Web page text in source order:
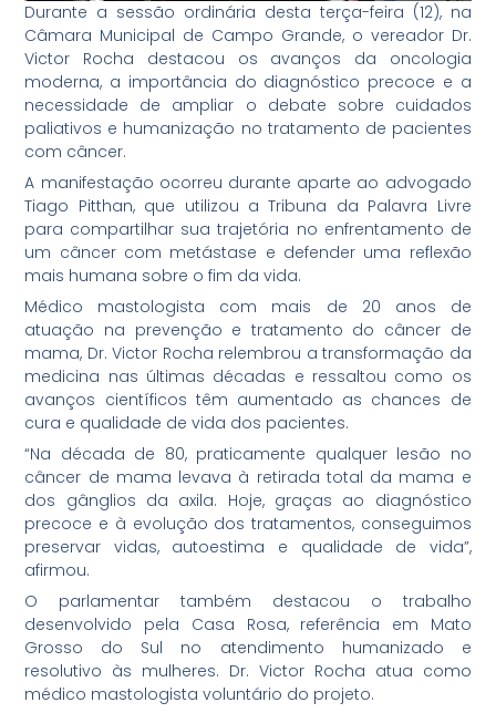
Durante a sessão ordinária desta terça-feira (12), na
Câmara Municipal de Campo Grande, o vereador Dr.
Victor Rocha destacou os avanços da oncologia
moderna, a importância do diagnóstico precoce e a
necessidade de ampliar o debate sobre cuidados
paliativos e humanização no tratamento de pacientes
com câncer.
A manifestação ocorreu durante aparte ao advogado
Tiago Pitthan, que utilizou a Tribuna da Palavra Livre
para compartilhar sua trajetória no enfrentamento de
um câncer com metástase e defender uma reflexão
mais humana sobre o fim da vida.
Médico mastologista com mais de 20 anos de
atuação na prevenção e tratamento do câncer de
mama, Dr. Victor Rocha relembrou a transformação da
medicina nas últimas décadas e ressaltou como os
avanços científicos têm aumentado as chances de
cura e qualidade de vida dos pacientes.
“Na década de 80, praticamente qualquer lesão no
câncer de mama levava à retirada total da mama e
dos gânglios da axila. Hoje, graças ao diagnóstico
precoce e à evolução dos tratamentos, conseguimos
preservar vidas, autoestima e qualidade de vida”,
afirmou.
O parlamentar também destacou o trabalho
desenvolvido pela Casa Rosa, referência em Mato
Grosso do Sul no atendimento humanizado e
resolutivo às mulheres. Dr. Victor Rocha atua como
médico mastologista voluntário do projeto.